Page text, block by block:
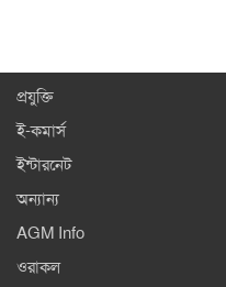
প্রযুক্তি
ই-কমার্স
ইন্টারনেট
অন্যান্য
AGM Info
ওরাকল